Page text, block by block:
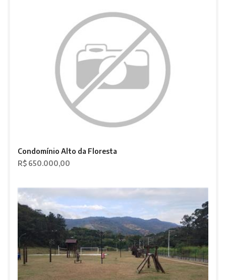
Condomínio Alto da Floresta
R$ 650.000,00